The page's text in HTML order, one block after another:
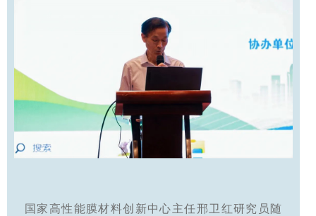
国家高性能膜材料创新中心主任邢卫红研究员随